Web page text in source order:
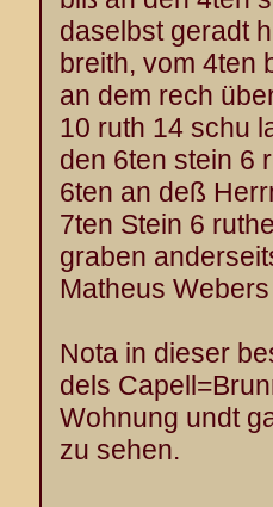
daselbst geradt
breith, vom 4ten
an dem rech
10 ruth 14 schu
den 6ten stein 6
6ten an deß
7ten Stein 6
graben
Matheus
Nota in dieser
dels
Wohnung undt
zu sehen.